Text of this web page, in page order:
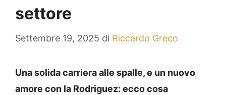
settore
Settembre 19, 2025 di Riccardo Greco
Una solida carriera alle spalle, e un nuovo
amore con la Rodriguez: ecco cosa